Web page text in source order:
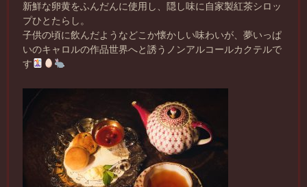
新鮮な卵黄をふんだんに使用し、隠し味に自家製紅茶シロッ
プひとたらし。
子供の頃に飲んだようなどこか懐かしい味わいが、夢いっぱ
いのキャロルの作品世界へと誘うノンアルコールカクテルで
す